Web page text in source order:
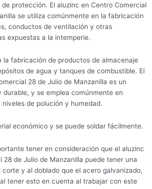
protección. El aluzinc en Centro Comercial
se utiliza comúnmente en la fabricación
conductos de ventilación y otras
expuestas a la intemperie.
la fabricación de productos de almacenaje
de agua y tanques de combustible. El
28 de Julio de Manzanilla es un
durable, y se emplea comúnmente en
de polución y humedad.
económico y se puede soldar fácilmente.
tener en consideración que el aluzinc
28 de Julio de Manzanilla puede tener una
y al doblado que el acero galvanizado,
tener esto en cuenta al trabajar con este